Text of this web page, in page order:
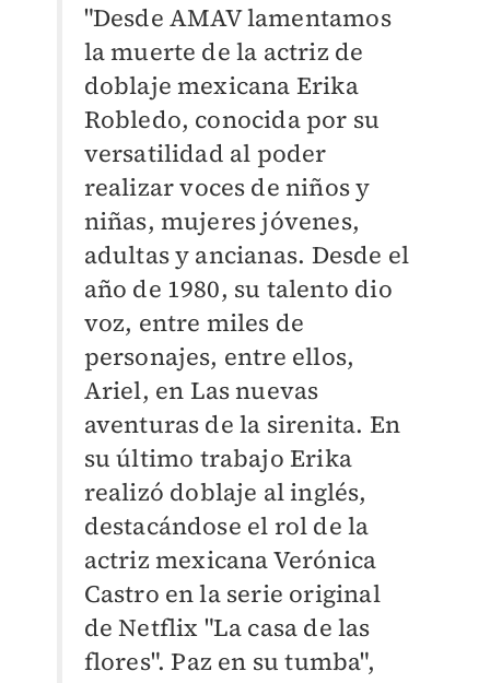
"Desde AMAV lamentamos
la muerte de la actriz de
doblaje mexicana Erika
Robledo, conocida por su
versatilidad al poder
realizar voces de niños y
niñas, mujeres jóvenes,
adultas y ancianas. Desde el
año de 1980, su talento dio
voz, entre miles de
personajes, entre ellos,
Ariel, en Las nuevas
aventuras de la sirenita. En
su último trabajo Erika
realizó doblaje al inglés,
destacándose el rol de la
actriz mexicana Verónica
Castro en la serie original
de Netflix "La casa de las
flores".Paz en su tumba",